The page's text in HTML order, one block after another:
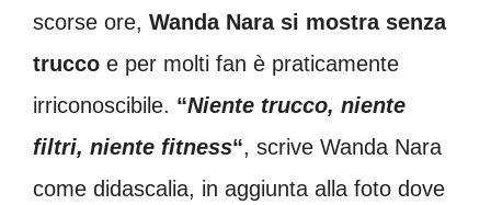
scorse ore, Wanda Nara si mostra senza
trucco e per molti fan è praticamente
irriconoscibile. “Niente trucco, niente
filtri, niente fitness“, scrive Wanda Nara
come didascalia, in aggiunta alla foto dove